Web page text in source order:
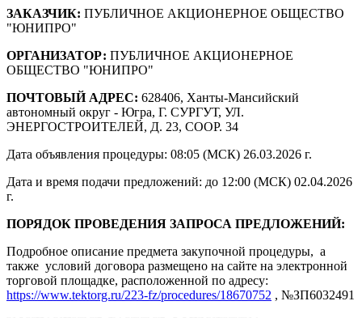
ЗАКАЗЧИК: ПУБЛИЧНОЕ АКЦИОНЕРНОЕ ОБЩЕСТВО
"ЮНИПРО"
ОРГАНИЗАТОР: ПУБЛИЧНОЕ АКЦИОНЕРНОЕ
ОБЩЕСТВО "ЮНИПРО"
ПОЧТОВЫЙ АДРЕС: 628406, Ханты-Мансийский
автономный округ - Югра, Г. СУРГУТ, УЛ.
ЭНЕРГОСТРОИТЕЛЕЙ, Д. 23, СООР. 34
Дата объявления процедуры: 08:05 (МСК) 26.03.2026 г.
Дата и время подачи предложений: до 12:00 (МСК) 02.04.2026
г.
ПОРЯДОК ПРОВЕДЕНИЯ ЗАПРОСА ПРЕДЛОЖЕНИЙ:
Подробное описание предмета закупочной процедуры, а
также условий договора размещено на сайте на электронной
торговой площадке, расположенной по адресу:
https://www.tektorg.ru/223-fz/procedures/18670752 , №ЗП6032491